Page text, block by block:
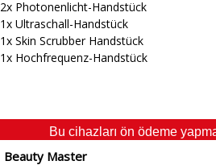
2x Photonenlicht-Handstück
1x Ultraschall-Handstück
1x Skin Scrubber Handstück
1x Hochfrequenz-Handstück
Bu cihazları ön ödeme
Beauty Master